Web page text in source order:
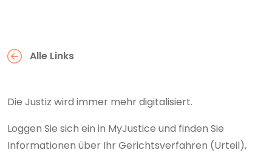
Alle Links
Die Justiz wird immer mehr digitalisiert.
Loggen Sie sich ein in MyJustice und finden Sie
Informationen über Ihr Gerichtsverfahren (Urteil),